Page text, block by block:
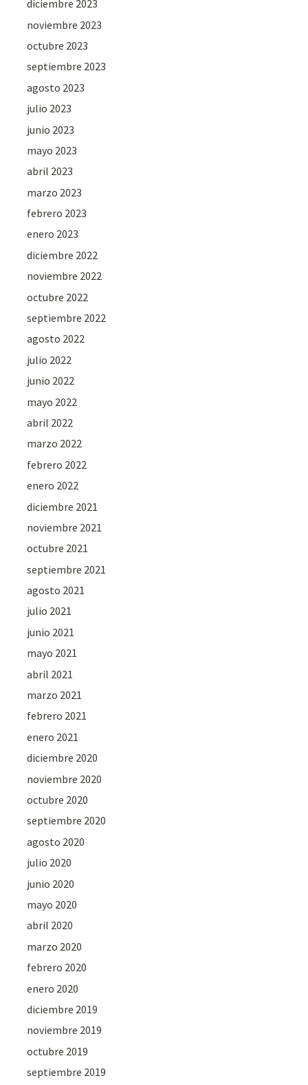
diciembre 2023
noviembre 2023
octubre 2023
septiembre 2023
agosto 2023
julio 2023
junio 2023
mayo 2023
abril 2023
marzo 2023
febrero 2023
enero 2023
diciembre 2022
noviembre 2022
octubre 2022
septiembre 2022
agosto 2022
julio 2022
junio 2022
mayo 2022
abril 2022
marzo 2022
febrero 2022
enero 2022
diciembre 2021
noviembre 2021
octubre 2021
septiembre 2021
agosto 2021
julio 2021
junio 2021
mayo 2021
abril 2021
marzo 2021
febrero 2021
enero 2021
diciembre 2020
noviembre 2020
octubre 2020
septiembre 2020
agosto 2020
julio 2020
junio 2020
mayo 2020
abril 2020
marzo 2020
febrero 2020
enero 2020
diciembre 2019
noviembre 2019
octubre 2019
septiembre 2019